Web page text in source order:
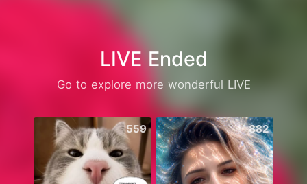
LIVE Ended
Go to explore more wonderful LIVE
559 882